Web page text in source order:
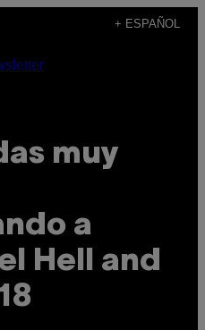
+ ESPAÑOL
muy
a
Hell and